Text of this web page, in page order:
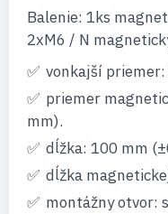
Balenie: 1ks
2xM6 / N
vonkajší
priemer
mm).
dĺžka: 100 mm
dĺžka
montážny otvor: